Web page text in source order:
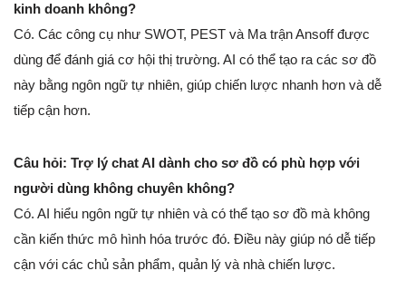
kinh doanh không?
Có. Các công cụ như SWOT, PEST và Ma trận Ansoff được
dùng để đánh giá cơ hội thị trường. AI có thể tạo ra các sơ đồ
này bằng ngôn ngữ tự nhiên, giúp chiến lược nhanh hơn và dễ
tiếp cận hơn.
Câu hỏi: Trợ lý chat AI dành cho sơ đồ có phù hợp với
người dùng không chuyên không?
Có. AI hiểu ngôn ngữ tự nhiên và có thể tạo sơ đồ mà không
cần kiến thức mô hình hóa trước đó. Điều này giúp nó dễ tiếp
cận với các chủ sản phẩm, quản lý và nhà chiến lược.